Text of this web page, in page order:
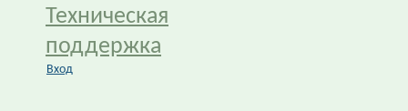
Техническая
поддержка
Вход